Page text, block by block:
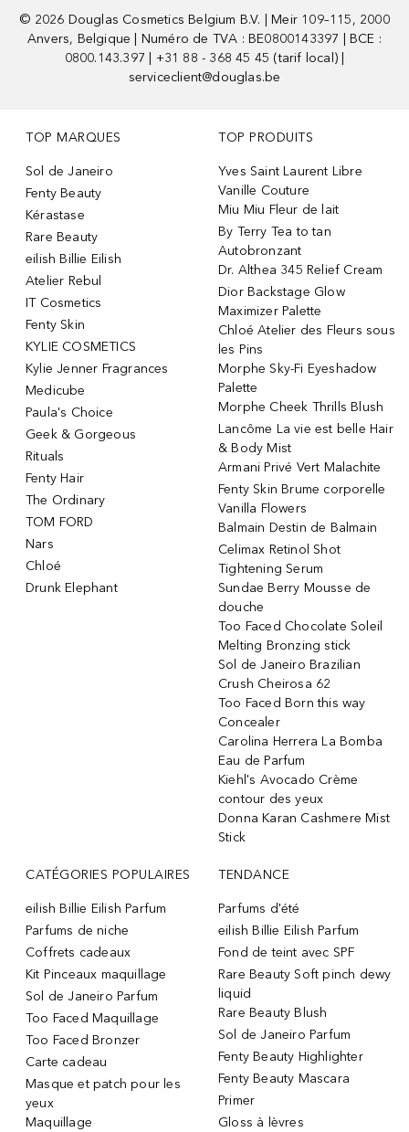
© 2026 Douglas Cosmetics Belgium B.V. | Meir 109–115, 2000
Anvers, Belgique | Numéro de TVA : BE0800143397 | BCE :
0800.143.397 | +31 88 - 368 45 45 (tarif local) |
serviceclient@douglas.be
TOP MARQUES
Sol de Janeiro
Fenty Beauty
Kérastase
Rare Beauty
eilish Billie Eilish
Atelier Rebul
IT Cosmetics
Fenty Skin
KYLIE COSMETICS
Kylie Jenner Fragrances
Medicube
Paula's Choice
Geek & Gorgeous
Rituals
Fenty Hair
The Ordinary
TOM FORD
Nars
Chloé
Drunk Elephant
TOP PRODUITS
Yves Saint Laurent Libre
Vanille Couture
Miu Miu Fleur de lait
By Terry Tea to tan
Autobronzant
Dr. Althea 345 Relief Cream
Dior Backstage Glow
Maximizer Palette
Chloé Atelier des Fleurs sous
les Pins
Morphe Sky-Fi Eyeshadow
Palette
Morphe Cheek Thrills Blush
Lancôme La vie est belle Hair
& Body Mist
Armani Privé Vert Malachite
Fenty Skin Brume corporelle
Vanilla Flowers
Balmain Destin de Balmain
Celimax Retinol Shot
Tightening Serum
Sundae Berry Mousse de
douche
Too Faced Chocolate Soleil
Melting Bronzing stick
Sol de Janeiro Brazilian
Crush Cheirosa 62
Too Faced Born this way
Concealer
Carolina Herrera La Bomba
Eau de Parfum
Kiehl's Avocado Crème
contour des yeux
Donna Karan Cashmere Mist
Stick
CATÉGORIES POPULAIRES
eilish Billie Eilish Parfum
Parfums de niche
Coffrets cadeaux
Kit Pinceaux maquillage
Sol de Janeiro Parfum
Too Faced Maquillage
Too Faced Bronzer
Carte cadeau
Masque et patch pour les
yeux
Maquillage
TENDANCE
Parfums d'été
eilish Billie Eilish Parfum
Fond de teint avec SPF
Rare Beauty Soft pinch dewy
liquid
Rare Beauty Blush
Sol de Janeiro Parfum
Fenty Beauty Highlighter
Fenty Beauty Mascara
Primer
Gloss à lèvres